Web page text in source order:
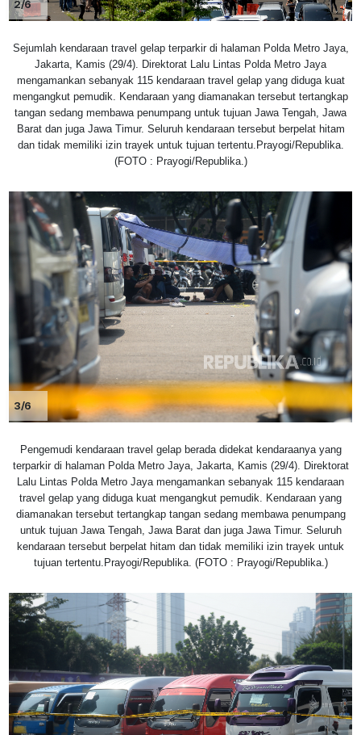
2/6
Sejumlah kendaraan travel gelap terparkir di halaman Polda Metro Jaya,
Jakarta, Kamis (29/4). Direktorat Lalu Lintas Polda Metro Jaya
mengamankan sebanyak 115 kendaraan travel gelap yang diduga kuat
mengangkut pemudik. Kendaraan yang diamanakan tersebut tertangkap
tangan sedang membawa penumpang untuk tujuan Jawa Tengah, Jawa
Barat dan juga Jawa Timur. Seluruh kendaraan tersebut berpelat hitam
dan tidak memiliki izin trayek untuk tujuan tertentu.Prayogi/Republika.
(FOTO : Prayogi/Republika.)
3/6
Pengemudi kendaraan travel gelap berada didekat kendaraanya yang
terparkir di halaman Polda Metro Jaya, Jakarta, Kamis (29/4). Direktorat
Lalu Lintas Polda Metro Jaya mengamankan sebanyak 115 kendaraan
travel gelap yang diduga kuat mengangkut pemudik. Kendaraan yang
diamanakan tersebut tertangkap tangan sedang membawa penumpang
untuk tujuan Jawa Tengah, Jawa Barat dan juga Jawa Timur. Seluruh
kendaraan tersebut berpelat hitam dan tidak memiliki izin trayek untuk
tujuan tertentu.Prayogi/Republika. (FOTO : Prayogi/Republika.)